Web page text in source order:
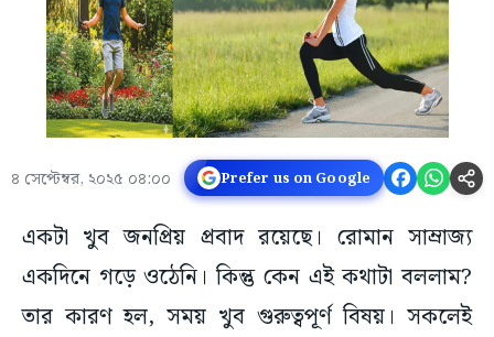
৪ সেপ্টেম্বর, ২০২৫ ০৪:০০ Prefer us on Google
একটা খুব জনপ্রিয় প্রবাদ রয়েছে। রোমান সাম্রাজ্য
একদিনে গড়ে ওঠেনি। কিন্তু কেন এই কথাটা বললাম?
তার কারণ হল, সময় খুব গুরুত্বপূর্ণ বিষয়। সকলেই